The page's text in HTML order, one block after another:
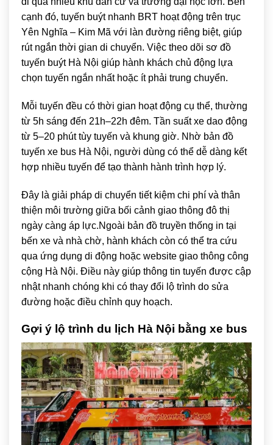
cạnh đó, tuyến buýt nhanh BRT hoạt động trên trục
Yên Nghĩa – Kim Mã với làn đường riêng biệt, giúp
rút ngắn thời gian di chuyển. Việc theo dõi sơ đồ
tuyến buýt Hà Nội giúp hành khách chủ động lựa
chọn tuyến ngắn nhất hoặc ít phải trung chuyển.
Mỗi tuyến đều có thời gian hoạt động cụ thể, thường
từ 5h sáng đến 21h–22h đêm. Tần suất xe dao động
từ 5–20 phút tùy tuyến và khung giờ. Nhờ bản đồ
tuyến xe bus Hà Nội, người dùng có thể dễ dàng kết
hợp nhiều tuyến để tạo thành hành trình hợp lý.
Đây là giải pháp di chuyển tiết kiệm chi phí và thân
thiện môi trường giữa bối cảnh giao thông đô thị
ngày càng áp lực.Ngoài bản đồ truyền thống in tại
bến xe và nhà chờ, hành khách còn có thể tra cứu
qua ứng dụng di động hoặc website giao thông công
cộng Hà Nội. Điều này giúp thông tin tuyến được cập
nhật nhanh chóng khi có thay đổi lộ trình do sửa
đường hoặc điều chỉnh quy hoạch.
Gợi ý lộ trình du lịch Hà Nội bằng xe bus